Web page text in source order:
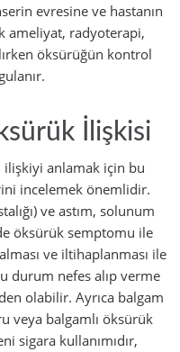
evresine ve hastanın
ameliyat, radyoterapi,
öksürüğün kontrol
İlişkisi
ilişkiyi anlamak için bu
incelemek önemlidir.
ve astım, solunum
öksürük semptomu ile
ve iltihaplanması ile
durum nefes alıp verme
olabilir. Ayrıca balgam
veya balgamlı öksürük
sigara kullanımıdır,